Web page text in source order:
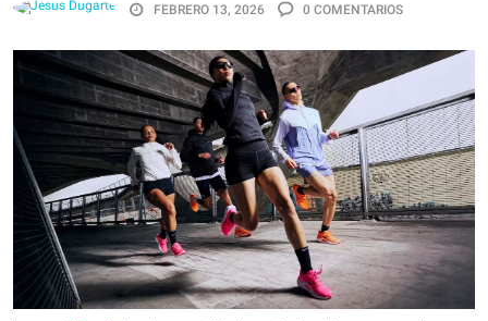
FEBRERO 13, 2026 0 COMENTARIOS